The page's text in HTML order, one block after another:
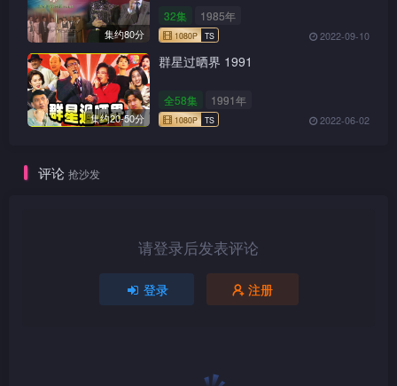
集约80分
32集 1985年
2022-09-10
集约20-50分
群星过晒界 1991
全58集 1991年
2022-06-02
评论 抢沙发
请登录后发表评论
登录 注册